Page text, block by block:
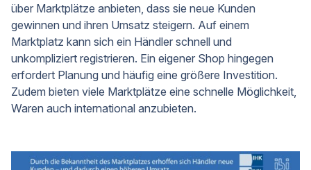
über Marktplätze anbieten, dass sie neue Kunden
gewinnen und ihren Umsatz steigern. Auf einem
Marktplatz kann sich ein Händler schnell und
unkompliziert registrieren. Ein eigener Shop hingegen
erfordert Planung und häufig eine größere Investition.
Zudem bieten viele Marktplätze eine schnelle Möglichkeit,
Waren auch international anzubieten.